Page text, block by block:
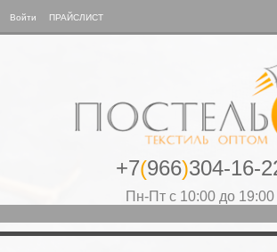
Войти ПРАЙСЛИСТ
+7(966)304-16-
Пн-Пт с 10:00 до 19:00